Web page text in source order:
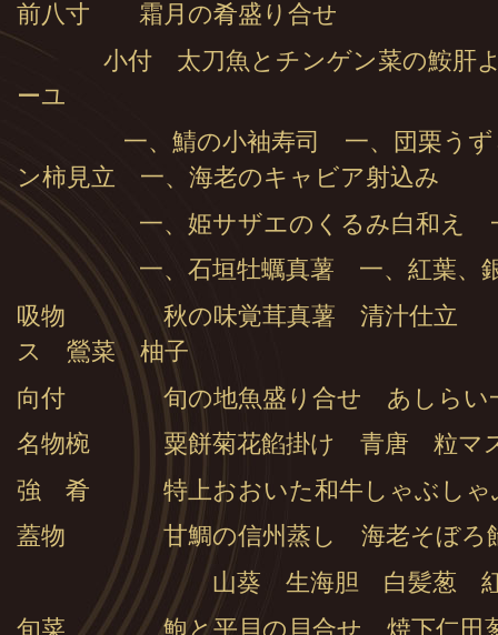
前八寸 霜月の肴盛り合せ
小付 太刀魚とチンゲン菜の鮟
ーユ
一、鯖の小袖寿司 一、団栗うず
ン柿見立 一、海老のキャビア射込み
一、姫サザエのくるみ白和え 一
一、石垣牡蠣真薯 一、紅葉、銀
吸物 秋の味覚茸真薯 清汁仕立 （
ス 鶯菜 柚子
向付 旬の地魚盛り合せ あしらい
名物椀 粟餅菊花餡掛け 青唐 粒マ
強 肴 特上おおいた和牛しゃぶしゃ
蓋物 甘鯛の信州蒸し 海老そぼろ
山葵 生海胆 白髪葱 紅葉
旬菜 鮑と平貝の貝合せ 焼下仁田